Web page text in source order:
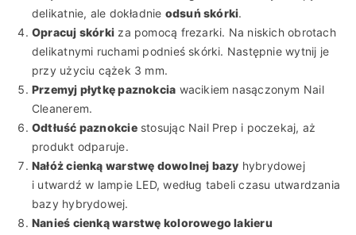
delikatnie, ale dokładnie odsuń skórki.
Opracuj skórki za pomocą frezarki. Na niskich obrotach
delikatnymi ruchami podnieś skórki. Następnie wytnij je
przy użyciu cążek 3 mm.
Przemyj płytkę paznokcia wacikiem nasączonym Nail
Cleanerem.
Odtłuść paznokciestosując Nail Prep i poczekaj, aż
produkt odparuje.
Nałóż cienką warstwę dowolnej bazy hybrydowej
i utwardź w lampie LED, według tabeli czasu utwardzania
bazy hybrydowej.
Nanieś cienką warstwę kolorowego lakieru